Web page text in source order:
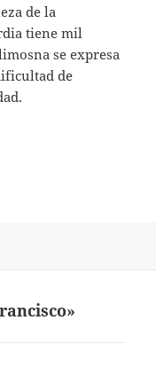
de la
tiene mil
se expresa
de